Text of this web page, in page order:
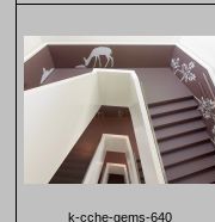
k-cche-gems-640